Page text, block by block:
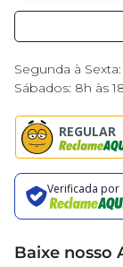
Nossas lojas
Segunda à
Sábados: 8h às
Baixe nosso